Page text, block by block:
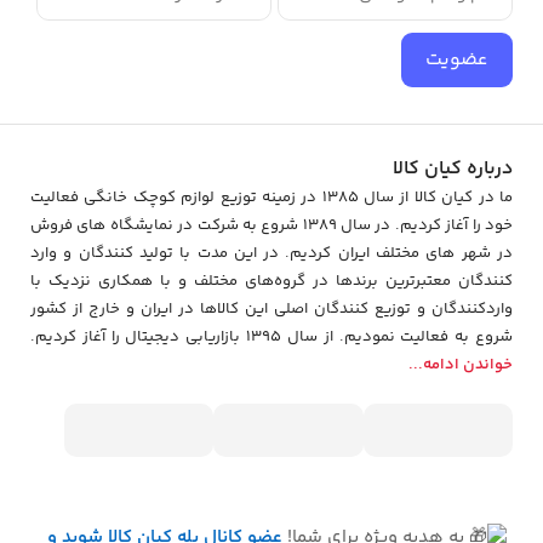
نصب راحت و آسان
جمع کردن آسان
قیمت مقرون بصرفه
جنس کمد پارچه ای
کاربرد کمدهای پارچه ای
بهترین برند های کمد لباس در ایران
کمد لباس ایکیا
کمد لباس ابتکار
کمد لباس طرح شمیم
عضویت
درباره کیان کالا
ما در کیان کالا از سال 1385 در زمینه توزیع لوازم کوچک خانگی فعالیت
خود را آغاز کردیم. در سال 1389 شروع به شرکت در نمایشگاه های فروش
در شهر های مختلف ایران کردیم. در اين مدت با توليد كنندگان و وارد
كنندگان معتبرترین برندها در گروه‌‏های مختلف و با همکاری نزدیک با
وارد‏کنندگان و توزیع‏ کنندگان اصلی این کالاها در ایران و خارج از کشور
شروع به فعاليت نمودیم. از سال 1395 بازاریابی دیجیتال را آغاز کردیم.
خواندن ادامه...